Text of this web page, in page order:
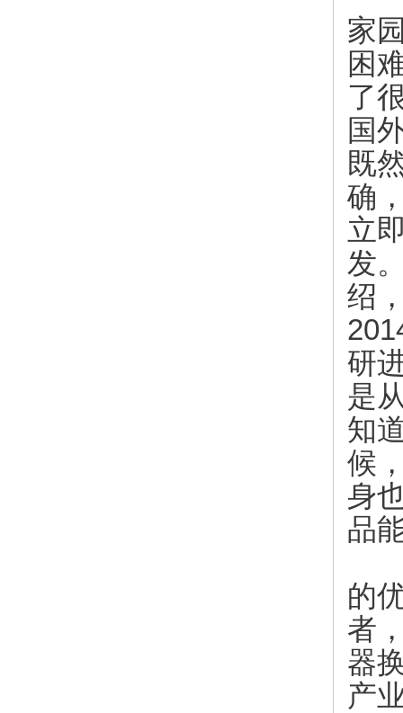
家
困
了
国
既
确
立
发
绍
研
是
知
候
身
品
的
者
器
产